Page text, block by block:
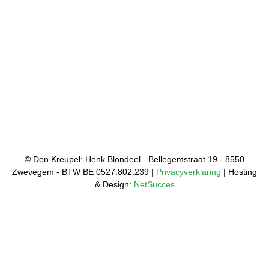
© Den Kreupel: Henk Blondeel - Bellegemstraat 19 - 8550
Zwevegem - BTW BE 0527.802.239 | Privacyverklaring | Hosting
& Design: NetSucces